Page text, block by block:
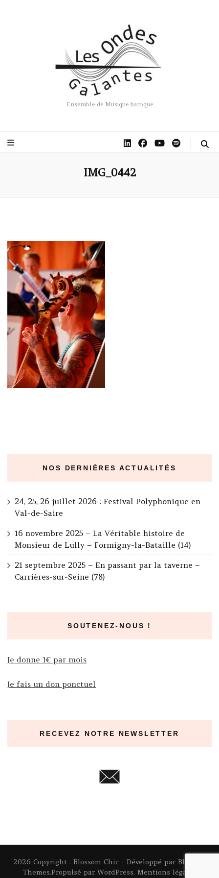
Ensemble de Musique baroque
IMG_0442
NOS DERNIÈRES ACTUALITÉS
24, 25, 26 juillet 2026 : Festival Polyphonique en
Val-de-Saire
16 novembre 2025 – La Véritable histoire de
Monsieur de Lully – Formigny-la-Bataille (14)
21 septembre 2025 – En passant par la taverne –
Carrières-sur-Seine (78)
SOUTENEZ-NOUS !
Je donne 1€ par mois
Je fais un don ponctuel
RECEVEZ NOTRE NEWSLETTER
2026 Copyright . Blossom Chic - Développé par Blossom
Themes.Propulsé par WordPress. Mentions légales